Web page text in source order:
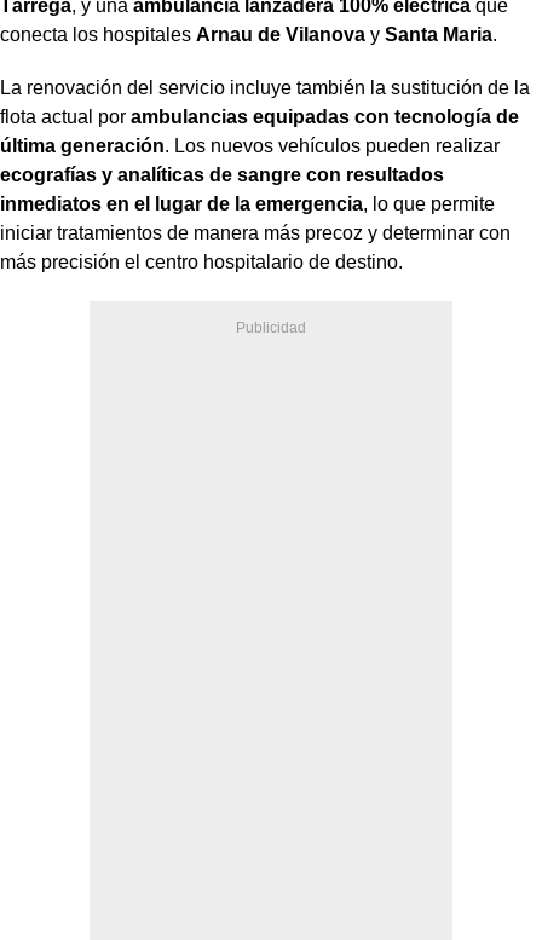
Tàrrega, y una ambulancia lanzadera 100% eléctrica que
conecta los hospitales Arnau de Vilanova y Santa Maria.
La renovación del servicio incluye también la sustitución de la
flota actual por ambulancias equipadas con tecnología de
última generación. Los nuevos vehículos pueden realizar
ecografías y analíticas de sangre con resultados
inmediatos en el lugar de la emergencia, lo que permite
iniciar tratamientos de manera más precoz y determinar con
más precisión el centro hospitalario de destino.